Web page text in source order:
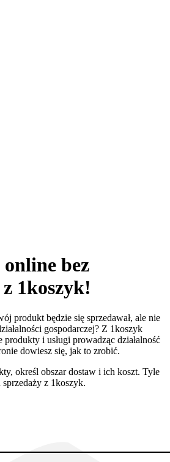
bez
1koszyk!
produkt będzie się sprzedawał, ale nie
gospodarczej? Z 1koszyk
produkty i usługi prowadząc działalność
dowiesz się, jak to zrobić.
określ obszar dostaw i ich koszt. Tyle
z 1koszyk.